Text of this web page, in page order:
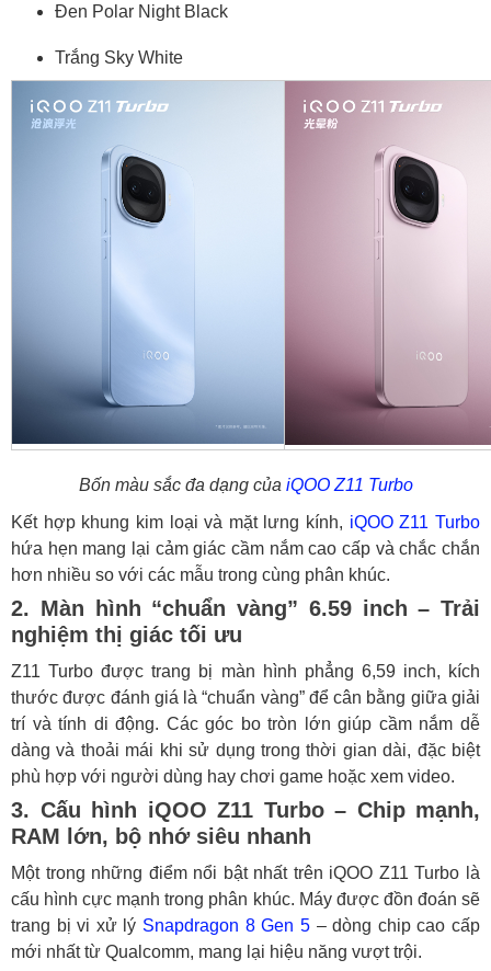
Đen Polar Night Black
Trắng Sky White
Bốn màu sắc đa dạng của iQOO Z11 Turbo
Kết hợp khung kim loại và mặt lưng kính, iQOO Z11 Turbo
hứa hẹn mang lại cảm giác cầm nắm cao cấp và chắc chắn
hơn nhiều so với các mẫu trong cùng phân khúc.
2. Màn hình “chuẩn vàng” 6.59 inch – Trải
nghiệm thị giác tối ưu
Z11 Turbo được trang bị màn hình phẳng 6,59 inch, kích
thước được đánh giá là “chuẩn vàng” để cân bằng giữa giải
trí và tính di động. Các góc bo tròn lớn giúp cầm nắm dễ
dàng và thoải mái khi sử dụng trong thời gian dài, đặc biệt
phù hợp với người dùng hay chơi game hoặc xem video.
3. Cấu hình iQOO Z11 Turbo – Chip mạnh,
RAM lớn, bộ nhớ siêu nhanh
Một trong những điểm nổi bật nhất trên iQOO Z11 Turbo là
cấu hình cực mạnh trong phân khúc. Máy được đồn đoán sẽ
trang bị vi xử lý Snapdragon 8 Gen 5– dòng chip cao cấp
mới nhất từ Qualcomm, mang lại hiệu năng vượt trội.